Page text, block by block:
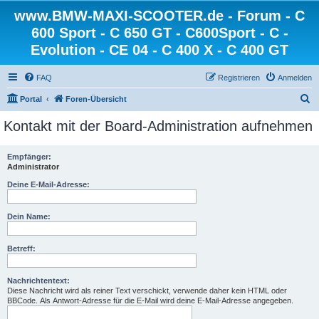
www.BMW-MAXI-SCOOTER.de - Forum - C
600 Sport - C 650 GT - C600Sport - C -
Evolution - CE 04 - C 400 X - C 400 GT
FAQ Anmelden
Registrieren
Portal Foren-Übersicht
c
Kontakt mit der Board-Administration aufnehmen
Empfänger:
Administrator
Deine E-Mail-Adresse:
Dein Name:
Betreff:
Nachrichtentext:
Diese Nachricht wird als reiner Text verschickt, verwende daher kein HTML oder
BBCode. Als Antwort-Adresse für die E-Mail wird deine E-Mail-Adresse angegeben.